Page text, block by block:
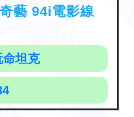
藝 94i電影線
命坦克